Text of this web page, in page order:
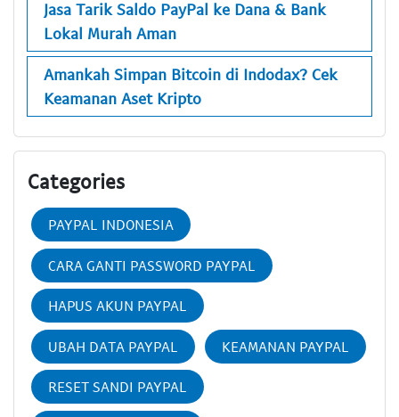
Jasa Tarik Saldo PayPal ke Dana & Bank
Lokal Murah Aman
Amankah Simpan Bitcoin di Indodax? Cek
Keamanan Aset Kripto
Categories
PAYPAL INDONESIA
CARA GANTI PASSWORD PAYPAL
HAPUS AKUN PAYPAL
UBAH DATA PAYPAL KEAMANAN PAYPAL
RESET SANDI PAYPAL